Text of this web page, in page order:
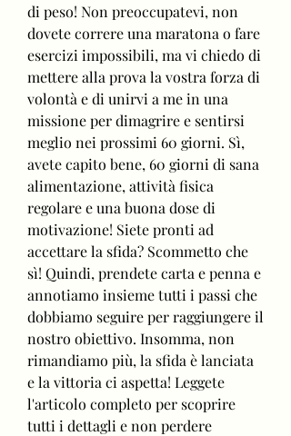
di peso! Non preoccupatevi, non
dovete correre una maratona o fare
esercizi impossibili, ma vi chiedo di
mettere alla prova la vostra forza di
volontà e di unirvi a me in una
missione per dimagrire e sentirsi
meglio nei prossimi 60 giorni. Sì,
avete capito bene, 60 giorni di sana
alimentazione, attività fisica
regolare e una buona dose di
motivazione! Siete pronti ad
accettare la sfida? Scommetto che
sì! Quindi, prendete carta e penna e
annotiamo insieme tutti i passi che
dobbiamo seguire per raggiungere il
nostro obiettivo. Insomma, non
rimandiamo più, la sfida è lanciata
e la vittoria ci aspetta! Leggete
l'articolo completo per scoprire
tutti i dettagli e non perdere